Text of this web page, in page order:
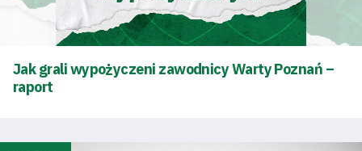
Kontakt
Pierwszy
Jak grali wypożyczeni zawodnicy Warty Poznań –
raport